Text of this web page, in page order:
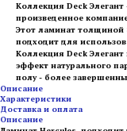
Коллекция Deck
произведенное
Этот ламинат толщиной
подходит для
Коллекция Deck
эффект натурального
полу - более
Описание
Характеристики
Доставка и оплата
Описание